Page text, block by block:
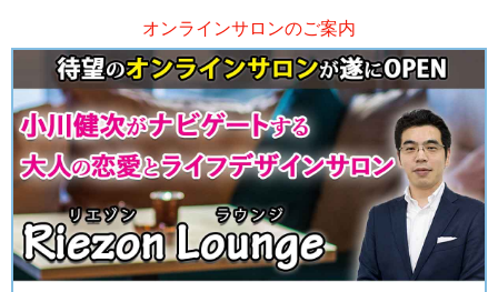
オンラインサロンのご案内